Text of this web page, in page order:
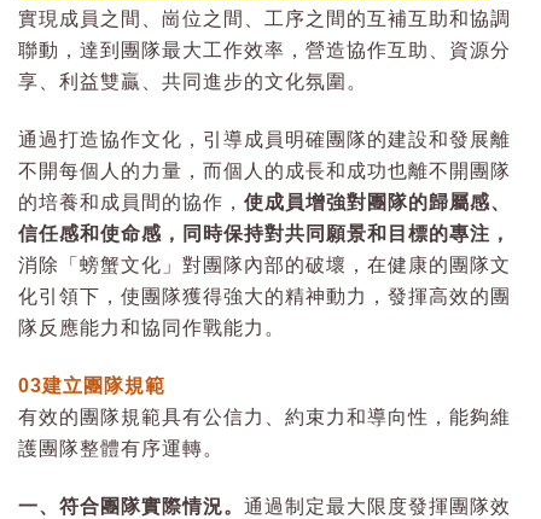
實現成員之間、崗位之間、工序之間的互補互助和協調
聯動，達到團隊最大工作效率，營造協作互助、資源分
享、利益雙贏、共同進步的文化氛圍。
通過打造協作文化，引導成員明確團隊的建設和發展離
不開每個人的力量，而個人的成長和成功也離不開團隊
的培養和成員間的協作， 使成員增強對團隊的歸屬感、
信任感和使命感，同時保持對共同願景和目標的專注，
消除「螃蟹文化」對團隊內部的破壞，在健康的團隊文
化引領下，使團隊獲得強大的精神動力，發揮高效的團
隊反應能力和協同作戰能力。
03建立團隊規範
有效的團隊規範具有公信力、約束力和導向性，能夠維
護團隊整體有序運轉。
一、符合團隊實際情況。 通過制定最大限度發揮團隊效